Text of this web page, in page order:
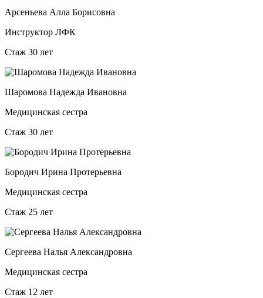
Арсеньева Алла Борисовна
Инструктор ЛФК
Стаж 30 лет
Шаромова Надежда Ивановна
Медицинская сестра
Стаж 30 лет
Бородич Ирина Протерьевна
Медицинская сестра
Стаж 25 лет
Сергеева Налья Александровна
Медицинская сестра
Стаж 12 лет